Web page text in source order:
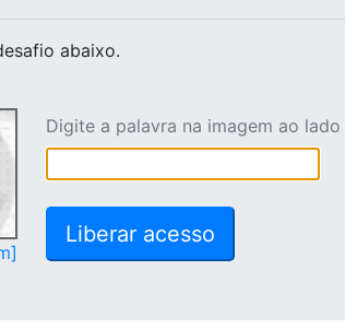
abaixo.
Digite a palavra na imagem ao